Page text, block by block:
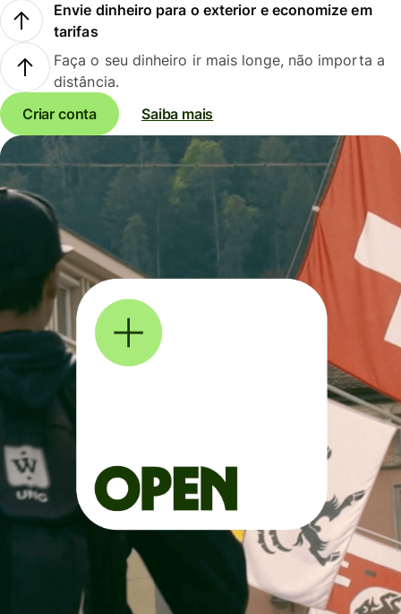
Envie dinheiro para o exterior e economize em
tarifas
Faça o seu dinheiro ir mais longe, não importa a
distância.
Criar conta
Saiba mais